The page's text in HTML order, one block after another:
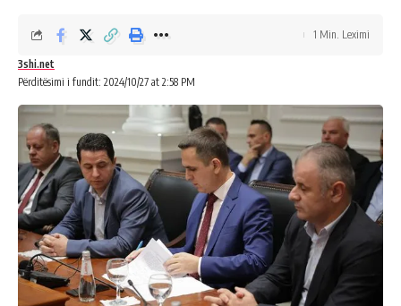
Përditësimi i fundit: 2024/10/27 at 2:58 PM
3shi.net
1 Min. Leximi